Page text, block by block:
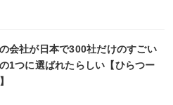
会社が日本で300社だけのすごい
1つに選ばれたらしい【ひらつー